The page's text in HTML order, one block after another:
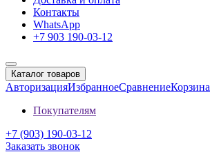
Контакты
WhatsApp
+7 903 190-03-12
Каталог товаров
АвторизацияИзбранноеСравнениеКорзина
Покупателям
+7 (903) 190-03-12
Заказать звонок